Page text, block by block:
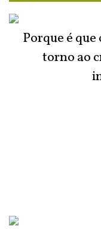
Porque é
torno ao